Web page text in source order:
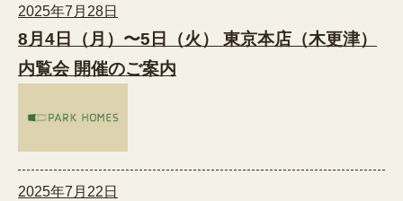
2025年7月28日
8月4日（月）〜5日（火） 東京本店（木更津）
内覧会 開催のご案内
2025年7月22日